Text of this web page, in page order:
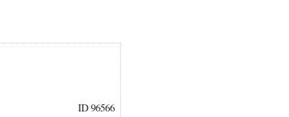
ID 96566